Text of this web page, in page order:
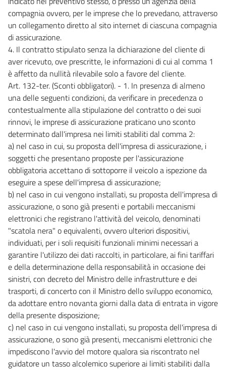
compagnia ovvero, per le imprese che lo prevedano, attraverso
un collegamento diretto al sito internet di ciascuna compagnia
di assicurazione.
4. Il contratto stipulato senza la dichiarazione del cliente di
aver ricevuto, ove prescritte, le informazioni di cui al comma 1
è affetto da nullità rilevabile solo a favore del cliente.
Art. 132-ter. (Sconti obbligatori). - 1. In presenza di almeno
una delle seguenti condizioni, da verificare in precedenza o
contestualmente alla stipulazione del contratto o dei suoi
rinnovi, le imprese di assicurazione praticano uno sconto
determinato dall'impresa nei limiti stabiliti dal comma 2:
a) nel caso in cui, su proposta dell'impresa di assicurazione, i
soggetti che presentano proposte per l'assicurazione
obbligatoria accettano di sottoporre il veicolo a ispezione da
eseguire a spese dell'impresa di assicurazione;
b) nel caso in cui vengono installati, su proposta dell'impresa di
assicurazione, o sono già presenti e portabili meccanismi
elettronici che registrano l'attività del veicolo, denominati
"scatola nera" o equivalenti, ovvero ulteriori dispositivi,
individuati, per i soli requisiti funzionali minimi necessari a
garantire l'utilizzo dei dati raccolti, in particolare, ai fini tariffari
e della determinazione della responsabilità in occasione dei
sinistri, con decreto del Ministro delle infrastrutture e dei
trasporti, di concerto con il Ministro dello sviluppo economico,
da adottare entro novanta giorni dalla data di entrata in vigore
della presente disposizione;
c) nel caso in cui vengono installati, su proposta dell'impresa di
assicurazione, o sono già presenti, meccanismi elettronici che
impediscono l'avvio del motore qualora sia riscontrato nel
guidatore un tasso alcolemico superiore ai limiti stabiliti dalla